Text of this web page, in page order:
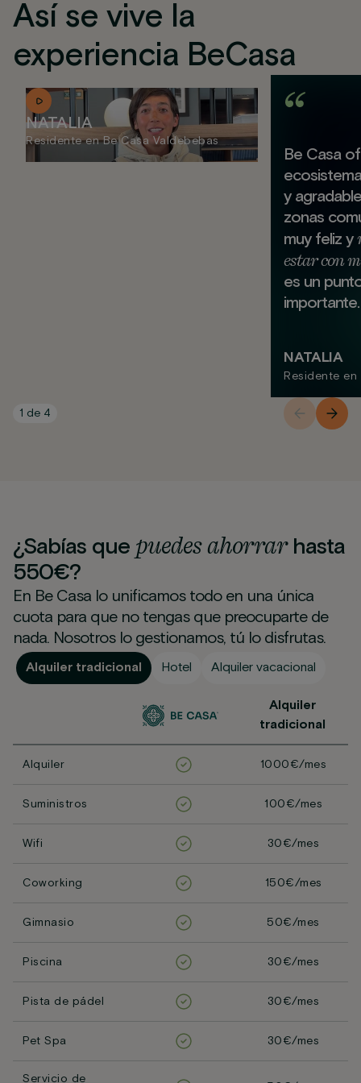
Así se vive la
experiencia BeCasa
NATALIA
Residente en Be Casa Valdebebas
Be Casa
y
zonas
muy feliz y
estar con
es un
importante.
NATALIA
Residente
1 de 4
¿Sabías que puedesahorrarhasta
550€?
En Be Casa lo unificamos todo en una única
cuota para que no tengas que preocuparte de
nada. Nosotros lo gestionamos, tú lo disfrutas.
Alquiler tradicional Hotel Alquiler vacacional
Alquiler
tradicional
Alquiler 1000€/mes
Suministros 100€/mes
Wifi 30€/mes
Coworking 150€/mes
Gimnasio 50€/mes
Piscina 30€/mes
Pista de pádel 30€/mes
Pet Spa 30€/mes
Servicio de